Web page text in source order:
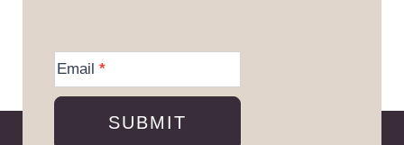
Information
Email *
SUBMIT